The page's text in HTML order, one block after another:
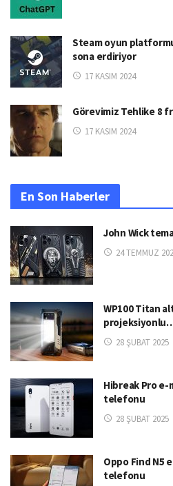
Steam oyun
sona erdiriyor
17 KASIM 2024
Görevimiz Tehlike 8
17 KASIM 2024
En Son Haberler
John Wick
24 TEMMUZ
WP100 Titan
28 ŞUBAT 2025
Hibreak Pro e-
telefonu
28 ŞUBAT 2025
Oppo Find N5
telefonu